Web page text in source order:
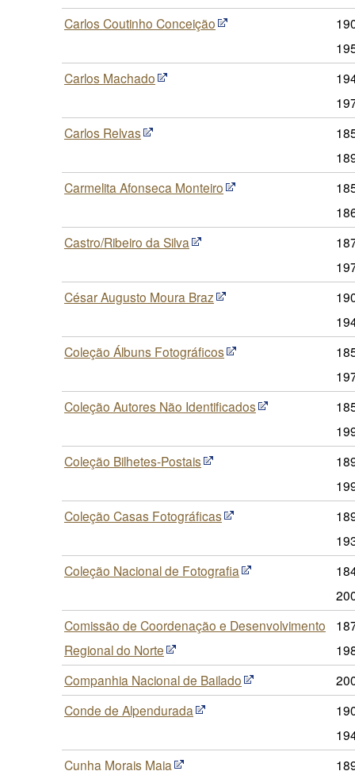
Carlos Coutinho Conceição
Carlos Machado
Carlos Relvas
Carmelita Afonseca Monteiro
Castro/Ribeiro da Silva
César Augusto Moura Braz
Coleção Álbuns Fotográficos
Coleção Autores Não Identificados
Coleção Bilhetes-Postais
Coleção Casas Fotográficas
Coleção Nacional de Fotografia
Comissão de Coordenação e Desenvolvimento
Regional do Norte
Companhia Nacional de Bailado
Conde de Alpendurada
Cunha Morais Maia